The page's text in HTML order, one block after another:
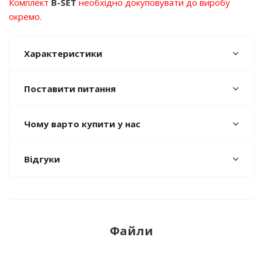
Комплект B-SET необхідно докуповувати до виробу
окремо.
Характеристики
Поставити питання
Чому варто купити у нас
Відгуки
Файли